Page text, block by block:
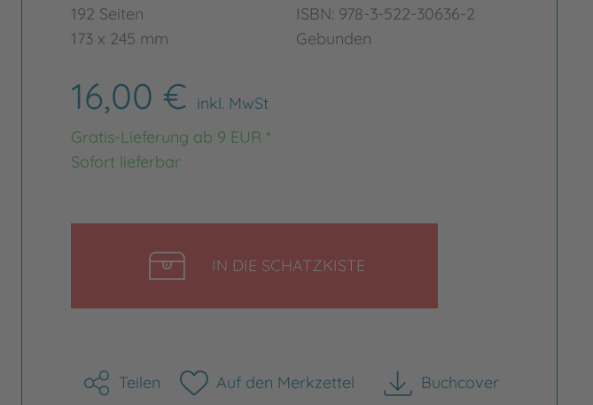
192 Seiten
173 x 245 mm
ISBN: 978-3-522-30636-2
Gebunden
16,00 € inkl. MwSt
Gratis-Lieferung ab 9 EUR *
Sofort lieferbar
IN DIE SCHATZKISTE
Teilen Auf den Merkzettel Buchcover
herunterladen